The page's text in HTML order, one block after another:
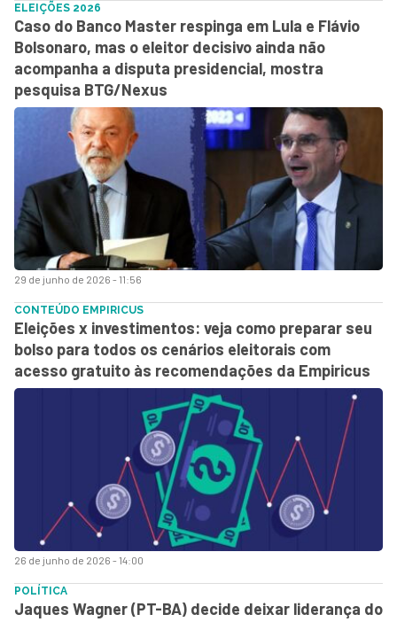
29 de junho de 2026 - 11:56
ELEIÇÕES 2026
Caso do Banco Master respinga em Lula e Flávio
Bolsonaro, mas o eleitor decisivo ainda não
acompanha a disputa presidencial, mostra
pesquisa BTG/Nexus
26 de junho de 2026 - 14:00
CONTEÚDO EMPIRICUS
Eleições x investimentos: veja como preparar seu
bolso para todos os cenários eleitorais com
acesso gratuito às recomendações da Empiricus
POLÍTICA
Jaques Wagner (PT-BA) decide deixar liderança do